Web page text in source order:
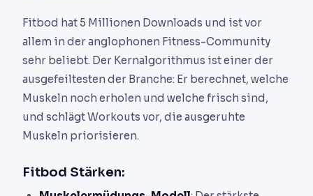
Fitbod hat 5 Millionen Downloads und ist vor
allem in der anglophonen Fitness-Community
sehr beliebt. Der Kernalgorithmus ist einer der
ausgefeiltesten der Branche: Er berechnet, welche
Muskeln noch erholen und welche frisch sind,
und schlägt Workouts vor, die ausgeruhte
Muskeln priorisieren.
Fitbod Stärken: